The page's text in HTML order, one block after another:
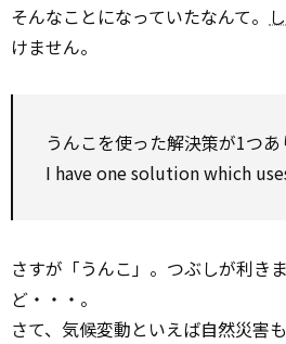
そんなことになっていたなんて。
けません。
うんこを使った解決策が1つあ
I have one solution which
さすが「うんこ」。つぶしが利き
ど・・・。
さて、気候変動といえば自然災害